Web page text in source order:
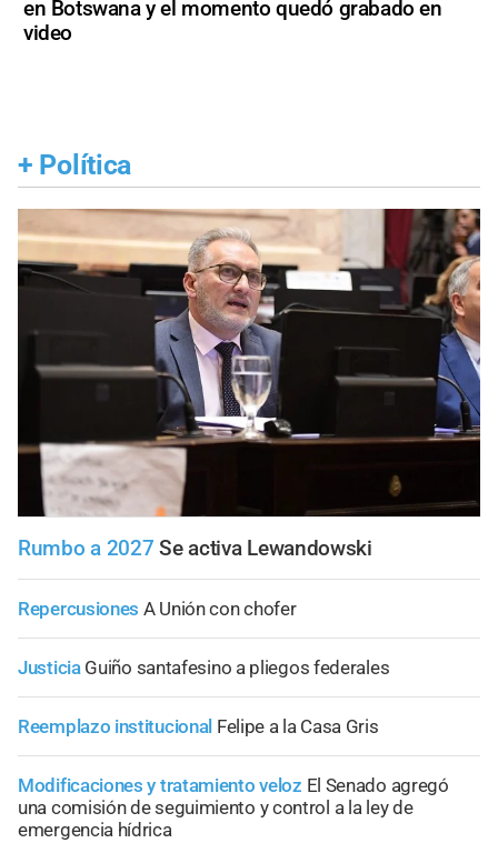
en Botswana y el momento quedó grabado en
video
+ Política
Rumbo a 2027 Se activa Lewandowski
Repercusiones A Unión con chofer
Justicia Guiño santafesino a pliegos federales
Reemplazo institucional Felipe a la Casa Gris
Modificaciones y tratamiento veloz El Senado agregó
una comisión de seguimiento y control a la ley de
emergencia hídrica